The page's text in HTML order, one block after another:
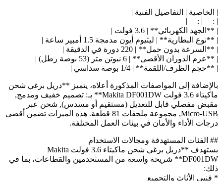
| الخاصية | التفاصيل الفنية |
| :— | :— |
| **الجهد الكهربائي** | 3.6 فولت |
| **نوع البطارية** | ليثيوم أيون مدمجة 1.5 أمبير ساعة |
| **السرعة بدون حمل** | 220 دورة في الدقيقة |
| **عزم الدوران الأقصى** | 6 نيوتن متر (53 بوصة رطل) |
| **حجم الظرف/اللقمة** | 1/4 بوصة سداسي |
بالإضافة إلى المواصفات المذكورة أعلاه، يتميز **دريل برغي شحن
ماكيتاء 3.6 فولت Makita DF001DW** بـ: تصميم خفيف ومدمج,
مقبض مفصلي قابل للتعديل (مستقيم أو مسدس), شحن عبر
Micro-USB, مجموعة ملحقات 81 قطعة. هذه الميزات تضمن أقصى
درجات الأداء والأمان في بيئات العمل المختلفة.
## الفئات المستهدفة ومجالات الاستخدام
يستهدف **دريل برغي شحن ماكيتاء 3.6 فولت Makita
DF001DW** شريحة واسعة من المستخدمين والقطاعات، بما في
ذلك:
* فنيي الأثاث والتجميع